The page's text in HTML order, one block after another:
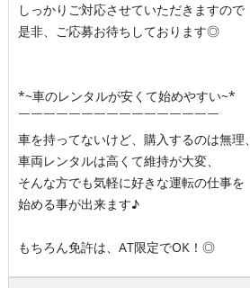
しっかりご対応させていただきますので
是非、ご応募お待ちしております◎
*~車のレンタルが安くて始めやすい~*
￣￣￣￣￣￣￣￣￣￣￣￣￣￣￣￣
車を持ってないけど、購入するのは無理、
車両レンタルは高くて維持が大変、
そんな方でも気軽に好きな運転の仕事を
始める事が出来ます♪
もちろん免許は、AT限定でOK！◎